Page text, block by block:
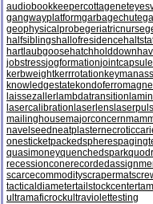
audiobookkeepercottagenet
gangwayplatformgarbagechute
geophysicalprobegeriatricnurse
halfsiblingshallofresidence
hartlaubgoosehatchholddown
jobstressjogformationjointcapsule
kerbweightkerrrotation
knowledgestate
laissezaller lambdatransition
lasercalibration laserlens
mailinghousemajorconcern
navelseedneatplaster
onesticketpackedspheres
quasimoneyquenchedspark
recessioncone
scarcecommodityscrapermat
tacticaldiametertailstockcenter
ultramaficrockultraviolettesting